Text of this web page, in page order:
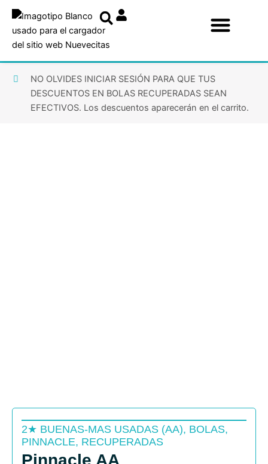
contenido
NO OLVIDES INICIAR SESIÓN PARA QUE TUS
DESCUENTOS EN BOLAS RECUPERADAS SEAN
EFECTIVOS. Los descuentos aparecerán en el carrito.
2★ BUENAS-MAS USADAS (AA), BOLAS,
PINNACLE, RECUPERADAS
Pinnacle AA